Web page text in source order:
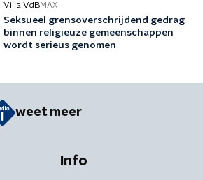
Villa VdBMAX
Seksueel grensoverschrijdend gedrag
binnen religieuze gemeenschappen
wordt serieus genomen
weet meer
Info